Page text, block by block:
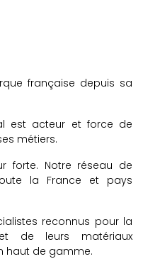
française depuis sa
est acteur et force de
métiers.
forte. Notre réseau de
la France et pays
reconnus pour la
de leurs matériaux
haut de gamme.